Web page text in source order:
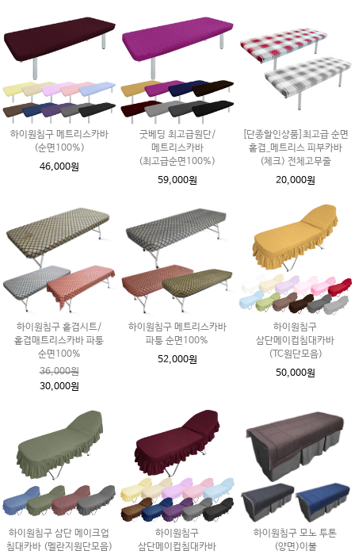
하이원침구 메트리스카바
(순면100%)
46,000원
굿베딩 최고급원단/
메트리스카바
(최고급순면100%)
59,000원
[단종할인상품]최고급 순면
홑겹_메트리스 피부카바
(체크) 전체고무줄
20,000원
하이원침구 홑겹시트/
홑겹매트리스카바 파퉁
순면100%
36,000원
30,000원
하이원침구 메트리스카바
파퉁 순면100%
52,000원
하이원침구
삼단메이컵침대카바
(TC원단모음)
50,000원
하이원침구 삼단 메이크업
침대카바 (멜란지원단모음)
하이원침구
삼단메이컵침대카바
하이원침구 모노 투톤
(양면)이불